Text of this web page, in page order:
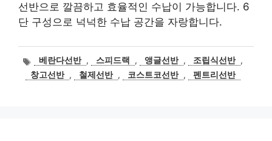
선반으로 깔끔하고 효율적인 수납이 가능합니다. 6
단 구성으로 넉넉한 수납 공간을 자랑합니다.
태
그
베란다선반 , 스피드랙 , 앵글선반 , 조립식선반 ,
창고선반 , 철제선반 , 코스트코선반 , 펜트리선반